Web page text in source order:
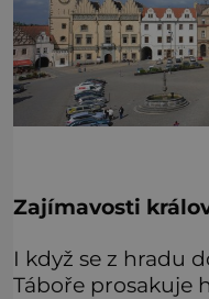
Zajímavosti
I když se z hradu
Táboře prosakuje